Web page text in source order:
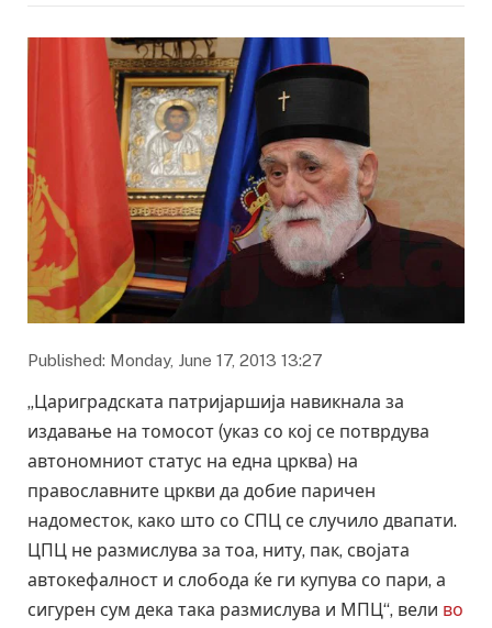
Published: Monday, June 17, 2013 13:27
„Цариградската патријаршија навикнала за
издавање на томосот (указ со кој се потврдува
автономниот статус на една црква) на
православните цркви да добие паричен
надоместок, како што со СПЦ се случило двапати.
ЦПЦ не размислува за тоа, ниту, пак, својата
автокефалност и слобода ќе ги купува со пари, а
сигурен сум дека така размислува и МПЦ“, вели во